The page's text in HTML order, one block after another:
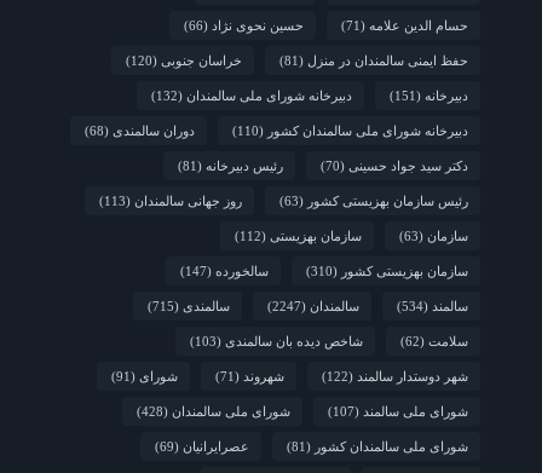
حسام الدین علامه (71) حسین نحوی نژاد (66)
حفظ ایمنی سالمندان در منزل (81) خراسان جنوبی (120)
دبیرخانه (151) دبیرخانه شورای ملی سالمندان (132)
دبیرخانه شورای ملی سالمندان کشور (110) دوران سالمندی (68)
دکتر سید جواد حسینی (70) رئیس دبیرخانه (81)
رئیس سازمان بهزیستی کشور (63) روز جهانی سالمندان (113)
سازمان (63) سازمان بهزیستی (112)
سازمان بهزیستی کشور (310) سالخورده (147)
سالمند (534) سالمندان (2247) سالمندی (715)
سلامت (62) شاخص دیده بان سالمندی (103)
شهر دوستدار سالمند (122) شهروند (71) شورای (91)
شورای ملی سالمند (107) شورای ملی سالمندان (428)
شورای ملی سالمندان کشور (81) عصرایرانیان (69)